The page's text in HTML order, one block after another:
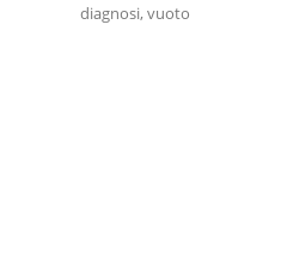
diagnosi, vuoto